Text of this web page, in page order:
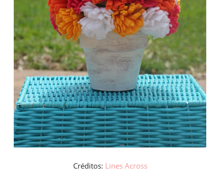
Créditos: Lines Across